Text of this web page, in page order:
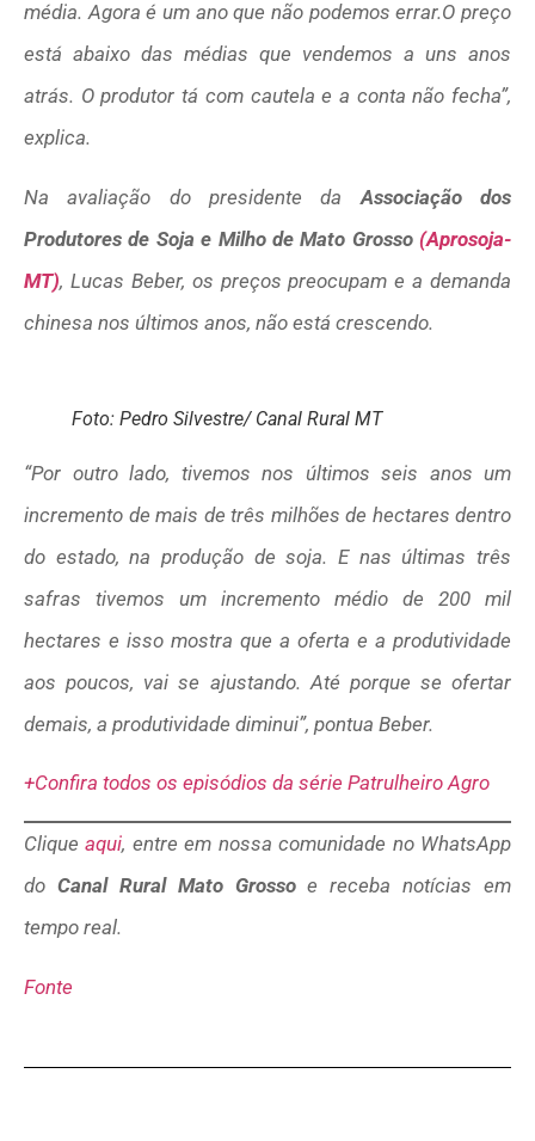
média. Agora é um ano que não podemos errar.O preço
está abaixo das médias que vendemos a uns anos
atrás. O produtor tá com cautela e a conta não fecha”,
explica.
Na avaliação do presidente da Associação dos
Produtores de Soja e Milho de Mato Grosso (Aprosoja-
MT), Lucas Beber, os preços preocupam e a demanda
chinesa nos últimos anos, não está crescendo.
Foto: Pedro Silvestre/ Canal Rural MT
“Por outro lado, tivemos nos últimos seis anos um
incremento de mais de três milhões de hectares dentro
do estado, na produção de soja. E nas últimas três
safras tivemos um incremento médio de 200 mil
hectares e isso mostra que a oferta e a produtividade
aos poucos, vai se ajustando. Até porque se ofertar
demais, a produtividade diminui”, pontua Beber.
+Confira todos os episódios da série Patrulheiro Agro
Cliqueaqui, entre em nossa comunidade no WhatsApp
do Canal Rural Mato Grossoe receba notícias em
tempo real.
Fonte